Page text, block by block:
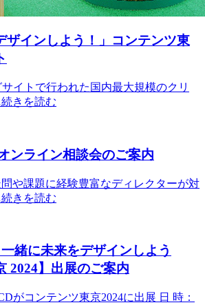
ザインしよう！」コンテンツ東
イトで行われた国内最大規模のクリ
きを読む
ンライン相談会のご案内
や課題に経験豊富なディレクターが対
きを読む
緒に未来をデザインしよう
2024】出展のご案内
がコンテンツ東京2024に出展 日 時：